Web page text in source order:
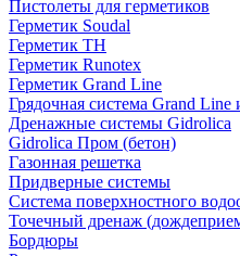
Пистолеты для герметиков
Герметик Soudal
Герметик ТН
Герметик Runotex
Герметик Grand Line
Грядочная система Grand
Дренажные системы Gidrolica
Gidrolica Пром (бетон)
Газонная решетка
Придверные системы
Система поверхностного
Точечный дренаж
Бордюры